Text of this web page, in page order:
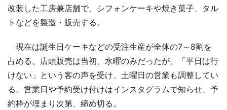
改装した工房兼店舗で、シフォンケーキや焼き菓子、タル
トなどを製造・販売する。
現在は誕生日ケーキなどの受注生産が全体の7～8割を
占める。店頭販売は当初、水曜のみだったが、「平日は行
けない」という客の声を受け、土曜日の営業も調整してい
る。営業日や予約受け付けはインスタグラムで知らせ、予
約枠が埋まり次第、締め切る。